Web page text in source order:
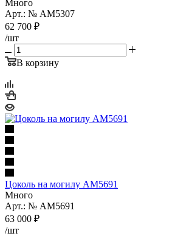
Много
Арт.: № AM5307
62 700 ₽
/шт
В корзину
Цоколь на могилу AM5691
Много
Арт.: № AM5691
63 000 ₽
/шт